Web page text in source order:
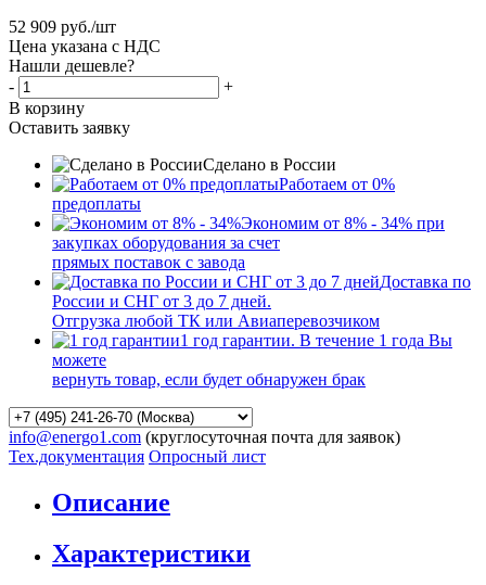
52 909 руб./шт
Цена указана с НДС
Нашли дешевле?
-
+
В корзину
Оставить заявку
Сделано в России
Работаем от 0%
предоплаты
Экономим от 8% - 34% при
закупках оборудования за счет
прямых поставок с завода
Доставка по
России и СНГ от 3 до 7 дней.
Отгрузка любой ТК или Авиаперевозчиком
1 год гарантии. В течение 1 года Вы
можете
вернуть товар, если будет обнаружен брак
info@energo1.com (круглосуточная почта для заявок)
Тех.документация Опросный лист
Описание
Характеристики